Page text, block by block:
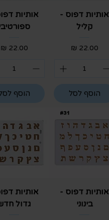
אותיות דפוס -
קליל
מחיר
הוסף לסל
אותיות
ספורטיבי
מחיר
הוסף
אותיות דפוס -
בינוני
אותיות
גדול